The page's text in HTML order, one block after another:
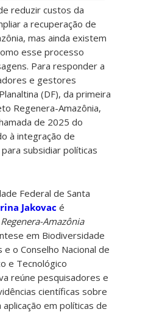
reduzir custos da
a recuperação de
mas ainda existem
esse processo
Para responder a
e gestores
(DF), da primeira
Regenera-Amazônia,
de 2025 do
à integração de
subsidiar políticas
Federal de Santa
Jakovac é
Regenera-Amazônia
em Biodiversidade
o Conselho Nacional de
e Tecnológico
reúne pesquisadores e
científicas sobre
em políticas de